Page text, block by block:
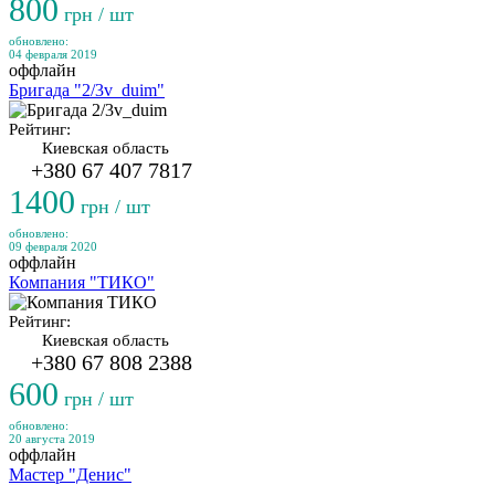
800 грн / шт
обновлено:
04 февраля 2019
оффлайн
Бригада "2/3v_duim"
Рейтинг:
Киевская область
+380 67 407 7817
1400 грн / шт
обновлено:
09 февраля 2020
оффлайн
Компания "ТИКО"
Рейтинг:
Киевская область
+380 67 808 2388
600 грн / шт
обновлено:
20 августа 2019
оффлайн
Мастер "Денис"